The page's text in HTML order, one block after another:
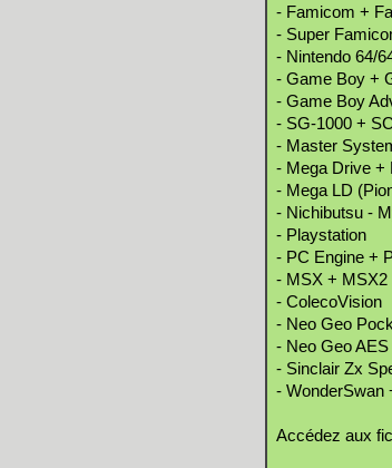
- Famicom +
- Super
- Nintendo 64/
- Game Boy +
- Game Boy
- SG-1000 +
- Master
- Mega Drive +
- Mega LD
- Nichibutsu -
- Playstation
- PC Engine +
- MSX + MSX2
- ColecoVision
- Neo Geo
- Neo Geo AES
- Sinclair Zx
- WonderSwan
Accédez aux